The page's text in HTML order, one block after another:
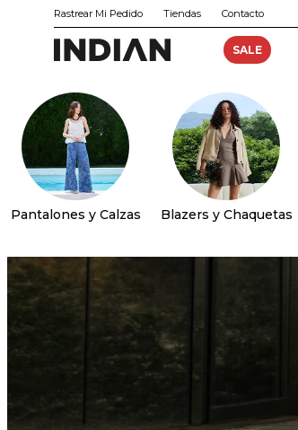
SALE
Rastrear Mi Pedido Tiendas Contacto
Pantalones y Calzas Blazers y Chaquetas